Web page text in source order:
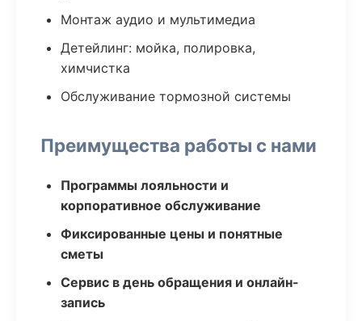
Монтаж аудио и мультимедиа
Детейлинг: мойка, полировка,
химчистка
Обслуживание тормозной системы
Преимущества работы с нами
Программы лояльности и
корпоративное обслуживание
Фиксированные цены и понятные
сметы
Сервис в день обращения и онлайн-
запись